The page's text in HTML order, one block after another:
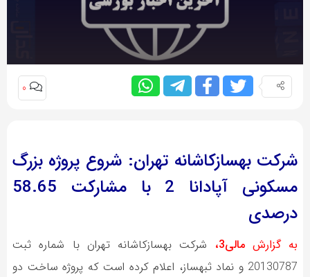
0
شرکت بهسازکاشانه تهران: شروع پروژه بزرگ
مسکونی آپادانا 2 با مشارکت 58.65
درصدی
به گزارشمالی3،
شرکت بهسازکاشانه تهران با شماره ثبت
20130787 و نماد ثبهساز، اعلام کرده است که پروژه ساخت دو